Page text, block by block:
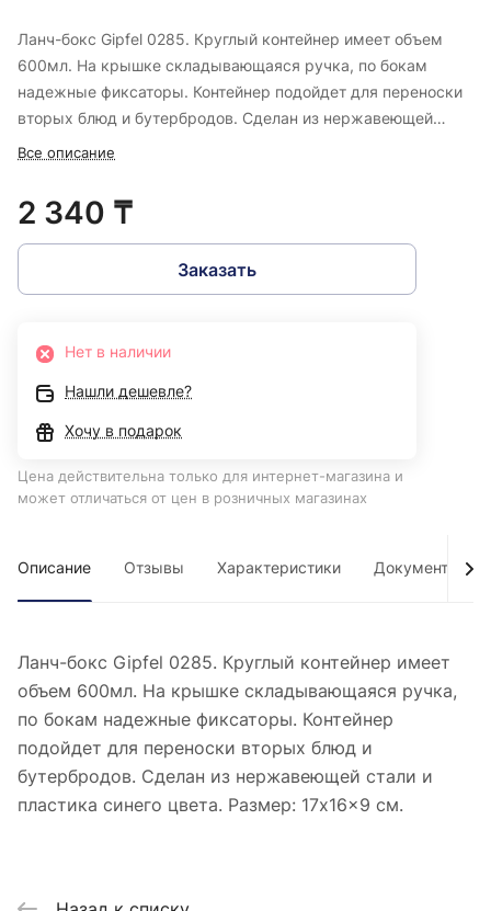
Ланч-бокс Gipfel 0285. Круглый контейнер имеет объем
600мл. На крышке складывающаяся ручка, по бокам
надежные фиксаторы. Контейнер подойдет для переноски
вторых блюд и бутербродов. Сделан из нержавеющей
стали и пластика синего цвета. Размер: 17x16x9 см.
Все описание
2 340 ₸
Заказать
Нет в наличии
Нашли дешевле?
Хочу в подарок
Цена действительна только для интернет-магазина и
может отличаться от цен в розничных магазинах
Описание Отзывы Характеристики Документы
Ланч-бокс Gipfel 0285. Круглый контейнер имеет
объем 600мл. На крышке складывающаяся ручка,
по бокам надежные фиксаторы. Контейнер
подойдет для переноски вторых блюд и
бутербродов. Сделан из нержавеющей стали и
пластика синего цвета. Размер: 17x16x9 см.